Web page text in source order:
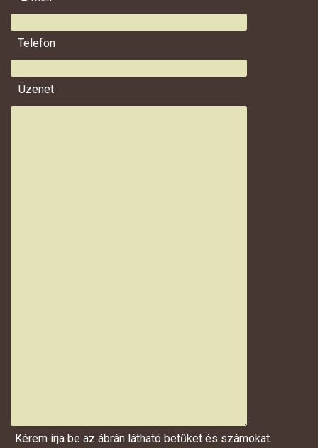
Telefon
Üzenet
Kérem írja be az ábrán látható betűket és számokat.